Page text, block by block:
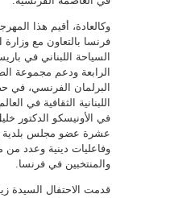
وكالعادة، أقيم هذا
فرنسا بالتعاون مع
السياحة اللبناني في
الرابعة ودعم مجموعة
البرلمان الفرنسي، في
اللبنانية الثقافية في
في الأونيسكو الدكتور
عشرة عضو مجلس بلدية
وفاعليات دينية وعدد من
والمنتخبين في فرنسا.
قدمت الاحتفال السيدة